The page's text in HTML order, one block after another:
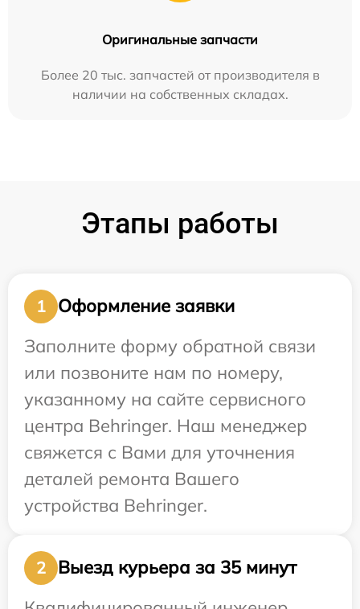
Оригинальные запчасти
Более 20 тыс. запчастей от производителя в
наличии на собственных складах.
Этапы работы
1
Оформление заявки
Заполните форму обратной связи
или позвоните нам по номеру,
указанному на сайте сервисного
центра Behringer. Наш менеджер
свяжется с Вами для уточнения
деталей ремонта Вашего
устройства Behringer.
2
Выезд курьера за 35 минут